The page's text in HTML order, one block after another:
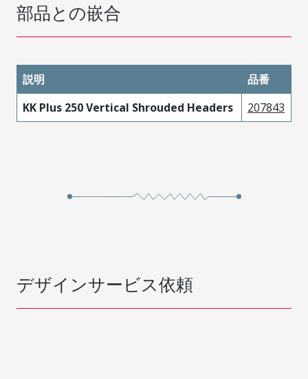
部品との嵌合
説明
品番
KK Plus 250 Vertical Shrouded Headers
207843
デザインサービス依頼